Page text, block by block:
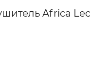
Africa